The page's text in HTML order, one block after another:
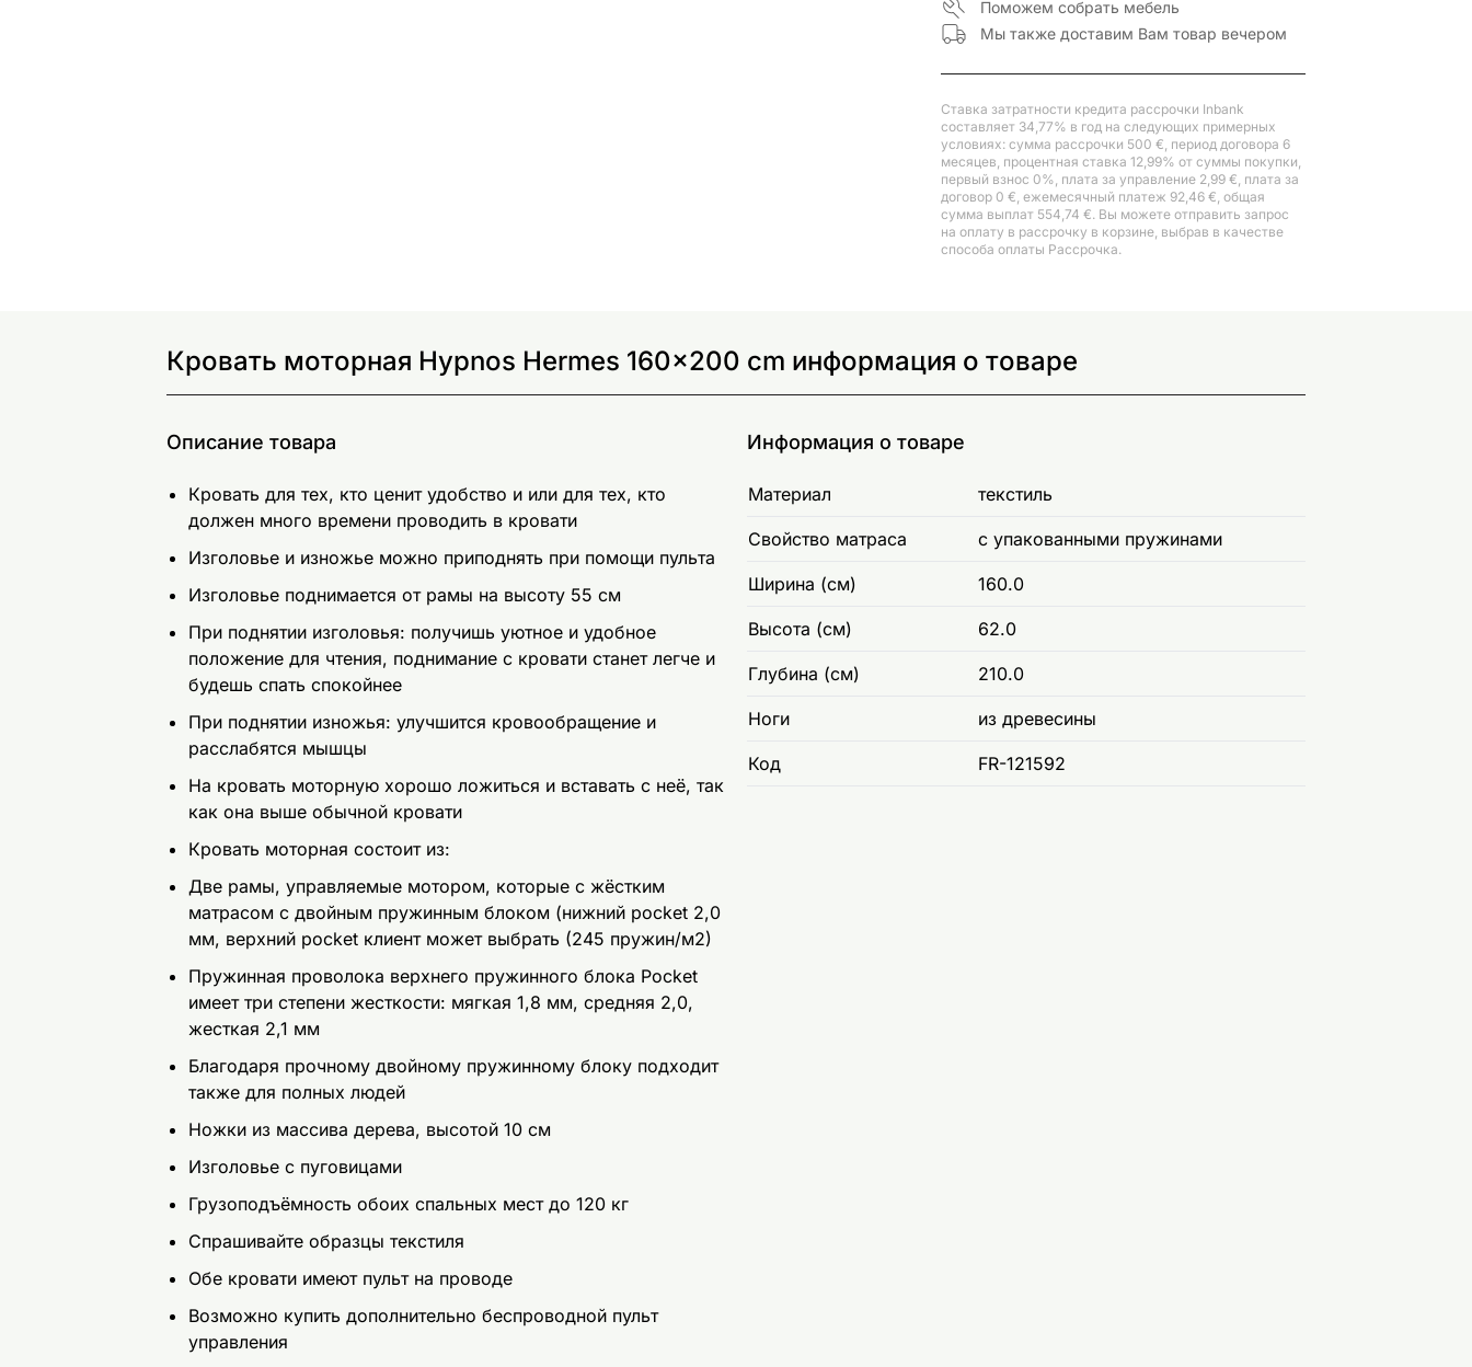
Поможем собрать мебель
Мы также доставим Вам товар вечером
Ставка затратности кредита рассрочки Inbank
составляет 34,77% в год на следующих примерных
условиях: сумма рассрочки 500 €, период договора 6
месяцев, процентная ставка 12,99% от суммы покупки,
первый взнос 0%, плата за управление 2,99 €, плата за
договор 0 €, ежемесячный платеж 92,46 €, общая
сумма выплат 554,74 €. Вы можете отправить запрос
на оплату в рассрочку в корзине, выбрав в качестве
способа оплаты Рассрочка.
Кровать моторная Hypnos Hermes 160x200 cm информация о товаре
Описание товара
Кровать для тех, кто ценит удобство и или для тех, кто
должен много времени проводить в кровати
Изголовье и изножье можно приподнять при помощи пульта
Изголовье поднимается от рамы на высоту 55 см
При поднятии изголовья: получишь уютное и удобное
положение для чтения, поднимание с кровати станет легче и
будешь спать спокойнее
При поднятии изножья: улучшится кровообращение и
расслабятся мышцы
На кровать моторную хорошо ложиться и вставать с неё, так
как она выше обычной кровати
Кровать моторная состоит из:
Две рамы, управляемые мотором, которые с жёстким
матрасом с двойным пружинным блоком (нижний pocket 2,0
мм, верхний pocket клиент может выбрать (245 пружин/м2)
Пружинная проволока верхнего пружинного блока Pocket
имеет три степени жесткости: мягкая 1,8 мм, средняя 2,0,
жесткая 2,1 мм
Благодаря прочному двойному пружинному блоку подходит
также для полных людей
Ножки из массива дерева, высотой 10 см
Изголовье с пуговицами
Грузоподъёмность обоих спальных мест до 120 кг
Спрашивайте образцы текстиля
Обе кровати имеют пульт на проводе
Возможно купить дополнительно беспроводной пульт
управления
Информация о товаре
Материал текстиль
Свойство матраса с упакованными пружинами
Ширина (см) 160.0
Высота (см) 62.0
Глубина (см) 210.0
Ноги из древесины
Код FR-121592